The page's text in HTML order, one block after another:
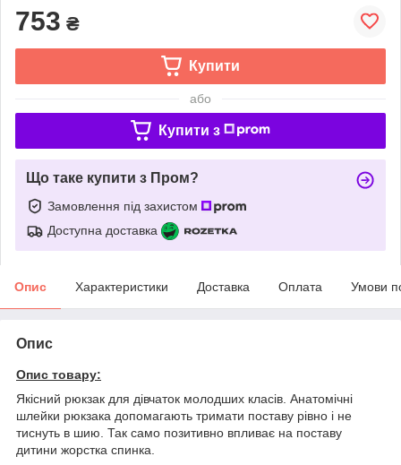
753 ₴
Купити
або
Купити з
Що таке купити з Пром?
Замовлення під захистом
Доступна доставка
Опис Характеристики Доставка Оплата Умови
Опис
Опис товару:
Якісний рюкзак для дівчаток молодших класів. Анатомічні
шлейки рюкзака допомагають тримати поставу рівно і не
тиснуть в шию. Так само позитивно впливає на поставу
дитини жорстка спинка.